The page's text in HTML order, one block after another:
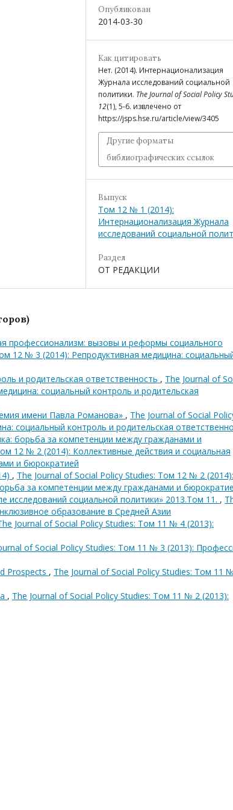
Опубликован
2014-03-30
Как цитировать
Нет. (2014). Интернационализация
Журнала исследований социальной
политики. The Journal of Social Policy
12(1), 5-6. извлечено от
https://jsps.hse.ru/article/view/3405
Другие форматы
библиографических ссылок
Выпуск
Том 12 № 1 (2014):
Интернационализация Журнала
исследований социальной
Раздел
ОТ РЕДАКЦИИ
профессионализм: вызовы и реформы социального
12 № 3 (2014): Репродуктивная медицина:
и родительская ответственность , The Journal of
социальный контроль и родительская
имени Павла Романова» , The Journal of Social
социальный контроль и родительская
борьба за компетенции между гражданами и
12 № 2 (2014): Коллективные действия и социальная
и бюрократией
, The Journal of Social Policy Studies: Том 12 № 2 (2014):
за компетенции между гражданами и
исследований социальной политики» 2013.Том 11. ,
образование в Средней Азии
Journal of Social Policy Studies: Том 11 № 4 (2013):
of Social Policy Studies: Том 11 № 3 (2013):
Prospects , The Journal of Social Policy Studies: Том 11
, The Journal of Social Policy Studies: Том 11 № 2 (2013):